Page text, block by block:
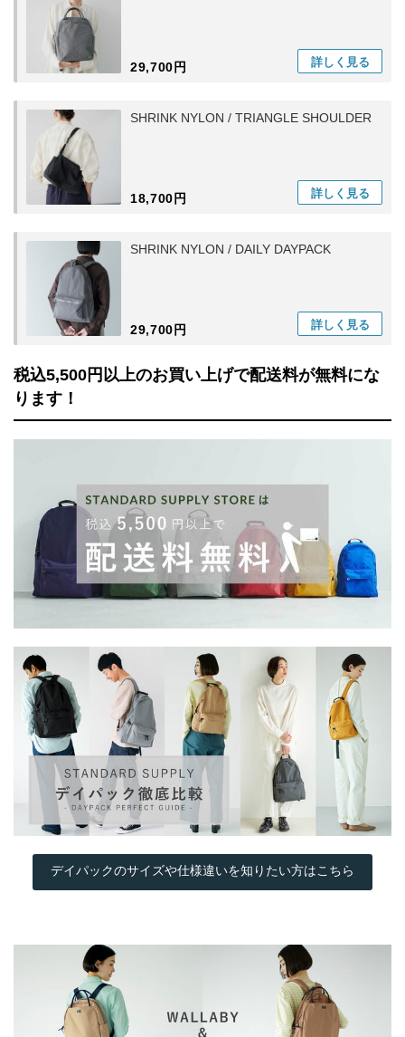
29,700円 詳しく 見る
SHRINK NYLON / TRIANGLE SHOULDER
18,700円 詳しく 見る
SHRINK NYLON / DAILY DAYPACK
29,700円 詳しく 見る
税込5,500円以上のお買い上げで配送料が無料にな
ります！
デイパックのサイズや仕様違いを知りたい方はこちら